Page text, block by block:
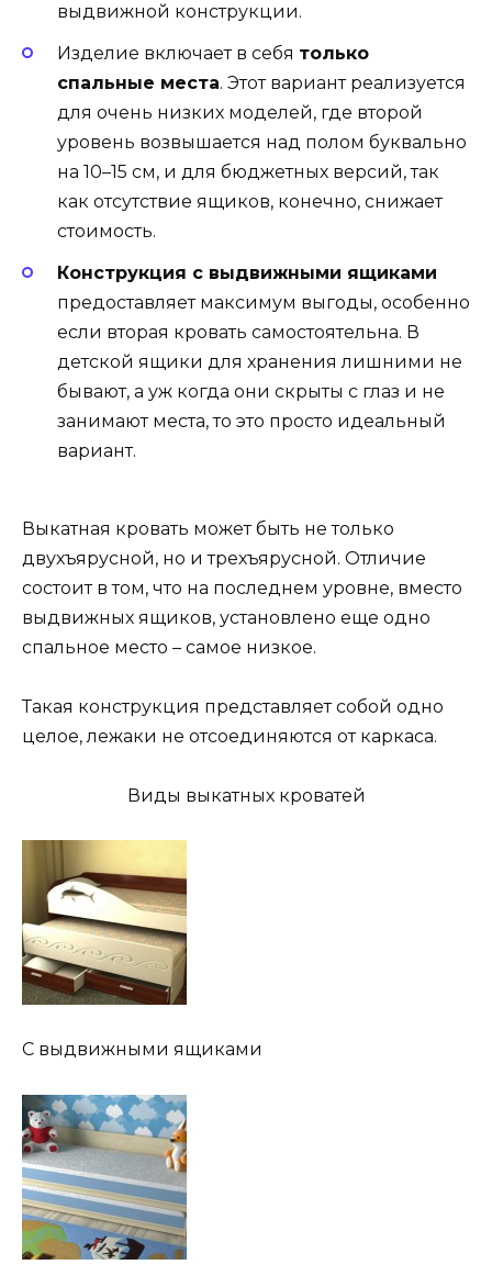
выдвижной конструкции.
Изделие включает в себя только
спальные места. Этот вариант реализуется
для очень низких моделей, где второй
уровень возвышается над полом буквально
на 10–15 см, и для бюджетных версий, так
как отсутствие ящиков, конечно, снижает
стоимость.
Конструкция с выдвижными ящиками
предоставляет максимум выгоды, особенно
если вторая кровать самостоятельна. В
детской ящики для хранения лишними не
бывают, а уж когда они скрыты с глаз и не
занимают места, то это просто идеальный
вариант.
Выкатная кровать может быть не только
двухъярусной, но и трехъярусной. Отличие
состоит в том, что на последнем уровне, вместо
выдвижных ящиков, установлено еще одно
спальное место – самое низкое.
Такая конструкция представляет собой одно
целое, лежаки не отсоединяются от каркаса.
Виды выкатных кроватей
C выдвижными ящиками